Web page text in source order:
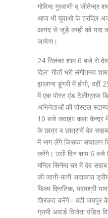
गोविन्द गुरवाणी व् जीतेन्द्र
आज भी युवाओ के हरदिल
आनंद से जुड़े लम्हों को याद
जायेगा।
24 सितंबर शाम 6 बजे से देव
दिल“ गीतों भरी संगीतमय
झालाना डूंगरी में होगी,
में एक पोस्ट एंड टेलीग्राफ
अभिनेताओं की पोस्टल
10 बजे जवाहर कला
के छात्र व छात्रायें देव
में भाग लेंगे जिसका संचालन
करेंगे। उसी दिन शाम 6 बजे
मन्दिर सिनेमा घर में देव
की जानी-मानी अदाकारा
फिल्म क्रिटिक, पदमश्री
शिरकत करेंगे। वही जयपुर
ग्रामी अवार्ड विजेता पंडित